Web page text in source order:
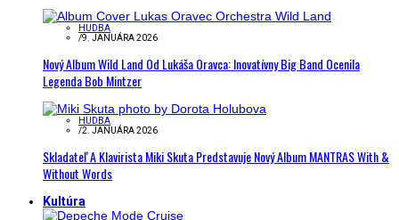
HUDBA
/9. JANUÁRA 2026
Nový Album Wild Land Od Lukáša Oravca: Inovatívny Big Band Ocenila
Legenda Bob Mintzer
HUDBA
/2. JANUÁRA 2026
Skladateľ A Klavirista Miki Skuta Predstavuje Nový Album MANTRAS With &
Without Words
Kultúra